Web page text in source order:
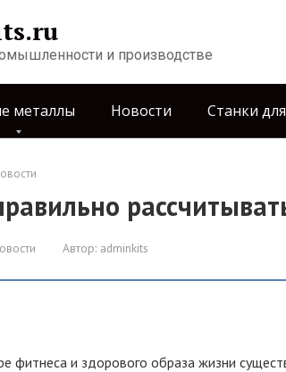
и производстве
металлы Новости Станки
Автор: adminkits
фитнеса и здорового образа жизни